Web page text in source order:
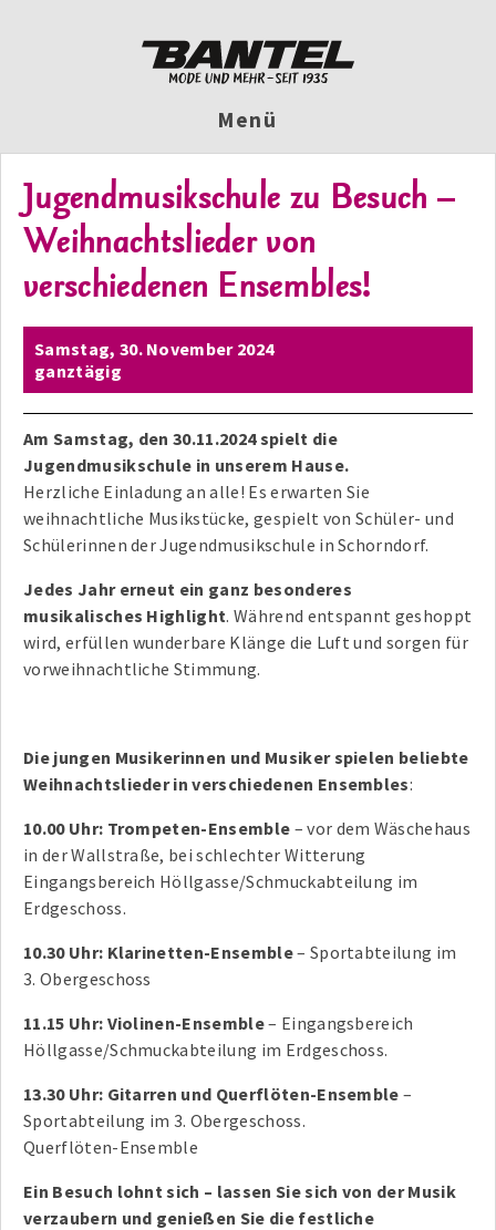
Menü
Jugendmusikschule zu Besuch –
Weihnachtslieder von
verschiedenen Ensembles!
Samstag, 30. November 2024
ganztägig
Am Samstag, den 30.11.2024 spielt die
Jugendmusikschule in unserem Hause.
Herzliche Einladung an alle! Es erwarten Sie
weihnachtliche Musikstücke, gespielt von Schüler- und
Schülerinnen der Jugendmusikschule in Schorndorf.
Jedes Jahr erneut ein ganz besonderes
musikalisches Highlight. Während entspannt geshoppt
wird, erfüllen wunderbare Klänge die Luft und sorgen für
vorweihnachtliche Stimmung.
Die jungen Musikerinnen und Musiker spielen beliebte
Weihnachtslieder in verschiedenen Ensembles:
10.00 Uhr: Trompeten-Ensemble – vor dem Wäschehaus
in der Wallstraße, bei schlechter Witterung
Eingangsbereich Höllgasse/Schmuckabteilung im
Erdgeschoss.
10.30 Uhr: Klarinetten-Ensemble– Sportabteilung im
3. Obergeschoss
11.15 Uhr: Violinen-Ensemble– Eingangsbereich
Höllgasse/Schmuckabteilung im Erdgeschoss.
13.30 Uhr: Gitarren und Querflöten-Ensemble –
Sportabteilung im 3. Obergeschoss.
Querflöten-Ensemble
Ein Besuch lohnt sich – lassen Sie sich von der Musik
verzaubern und genießen Sie die festliche